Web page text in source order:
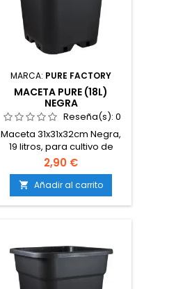
MARCA: PURE FACTORY
MACETA PURE (18L)
NEGRA
Reseña(s): 0
Maceta 31x31x32cm Negra,
19 litros, para cultivo de
marihuana, para plantas
madres o para crecimiento
y posterior trasplante, con
drenaje en su base.
2,90 €
 Añadir al carrito